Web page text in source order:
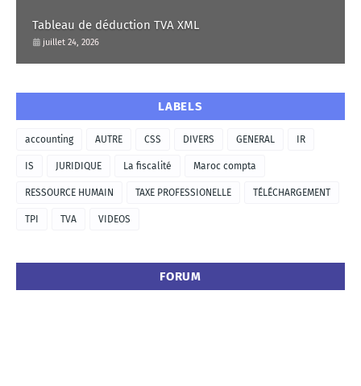
Tableau de déduction TVA XML
juillet 24, 2026
LABELS
accounting AUTRE CSS DIVERS GENERAL IR
IS JURIDIQUE La fiscalité Maroc compta
RESSOURCE HUMAIN TAXE PROFESSIONELLE TÉLÉCHARGEMENT
TPI TVA VIDEOS
FORUM